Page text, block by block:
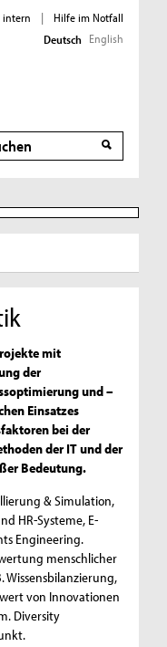
intern |
Hilfe im Notfall
Deutsch English
mit
der
und –
Einsatzes
bei der
der IT und der
Bedeutung.
& Simulation,
HR-Systeme, E-
Engineering.
menschlicher
Wissensbilanzierung,
von Innovationen
Diversity